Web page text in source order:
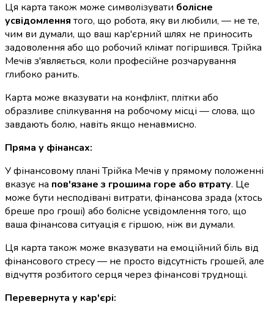
Ця карта також може символізувати болісне
усвідомлення того, що робота, яку ви любили, — не те,
чим ви думали, що ваш кар'єрний шлях не приносить
задоволення або що робочий клімат погіршився. Трійка
Мечів з'являється, коли професійне розчарування
глибоко ранить.
Карта може вказувати на конфлікт, плітки або
образливе спілкування на робочому місці — слова, що
завдають болю, навіть якщо ненавмисно.
Пряма у фінансах:
У фінансовому плані Трійка Мечів у прямому положенні
вказує на пов'язане з грошима горе або втрату. Це
може бути несподівані витрати, фінансова зрада (хтось
бреше про гроші) або болісне усвідомлення того, що
ваша фінансова ситуація є гіршою, ніж ви думали.
Ця карта також може вказувати на емоційний біль від
фінансового стресу — не просто відсутність грошей, але
відчуття розбитого серця через фінансові труднощі.
Перевернута у кар'єрі: